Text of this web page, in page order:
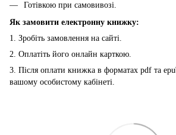
Готівкою при самовивозі.
Як замовити електронну книжку:
1. Зробіть замовлення на сайті.
2. Оплатіть його онлайн карткою.
3. Після оплати книжка в форматах pdf та
вашому особистому кабінеті.